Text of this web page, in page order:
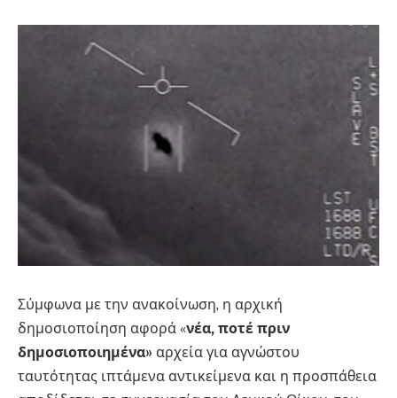
Σύμφωνα με την ανακοίνωση, η αρχική
δημοσιοποίηση αφορά «νέα, ποτέ πριν
δημοσιοποιημένα» αρχεία για αγνώστου
ταυτότητας ιπτάμενα αντικείμενα και η προσπάθεια